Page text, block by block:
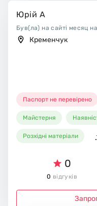
Юрій А
Був(ла) на сайті месяц
Кременчук
Паспорт не перевірено
Майстерня
Розхідні матеріали
0
0 відгуків